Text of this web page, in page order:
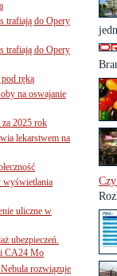
trafiają do Opery
trafiają do Opery
ręką
na oswajanie
za 2025 rok
lekarstwem na
wyświetlania
uliczne w
ubezpieczeń.
CA24 Mo
rozwiązuje